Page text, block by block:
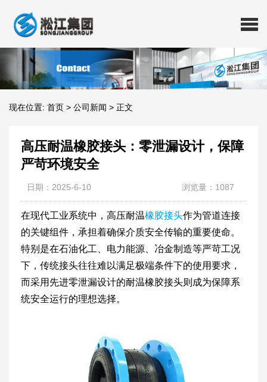
现在位置: 首页 > 公司新闻 > 正文
高压耐温橡胶接头：零泄漏设计，保障
严苛环境安全
日期：2025-6-10 浏览量：1087
在现代工业系统中，高压耐温橡胶接头作为管道连接
的关键组件，承担着确保介质安全传输的重要使命。
特别是在石油化工、电力能源、冶金制造等严苛工况
下，传统接头往往难以满足极端条件下的使用要求，
而采用先进零泄漏设计的耐温橡胶接头则成为保障系
统安全运行的理想选择。